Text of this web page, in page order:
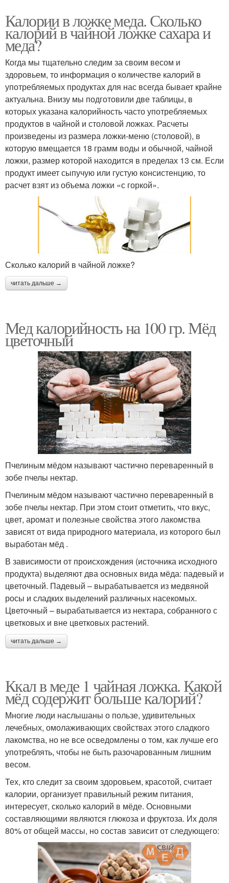
Калории в ложке меда. Сколько
калорий в чайной ложке сахара и
меда?
Когда мы тщательно следим за своим весом и
здоровьем, то информация о количестве калорий в
употребляемых продуктах для нас всегда бывает крайне
актуальна. Внизу мы подготовили две таблицы, в
которых указана калорийность часто употребляемых
продуктов в чайной и столовой ложках. Расчеты
произведены из размера ложки-меню (столовой), в
которую вмещается 18 грамм воды и обычной, чайной
ложки, размер которой находится в пределах 13 см. Если
продукт имеет сыпучую или густую консистенцию, то
расчет взят из объема ложки «с горкой».
Сколько калорий в чайной ложке?
читать дальше →
Мед калорийность на 100 гр. Мёд
цветочный
Пчелиным мёдом называют частично переваренный в
зобе пчелы нектар.
Пчелиным мёдом называют частично переваренный в
зобе пчелы нектар. При этом стоит отметить, что вкус,
цвет, аромат и полезные свойства этого лакомства
зависят от вида природного материала, из которого был
выработан мёд .
В зависимости от происхождения (источника исходного
продукта) выделяют два основных вида мёда: падевый и
цветочный. Падевый – вырабатывается из медвяной
росы и сладких выделений различных насекомых.
Цветочный – вырабатывается из нектара, собранного с
цветковых и вне цветковых растений.
читать дальше →
Ккал в меде 1 чайная ложка. Какой
мёд содержит больше калорий?
Многие люди наслышаны о пользе, удивительных
лечебных, омолаживающих свойствах этого сладкого
лакомства, но не все осведомлены о том, как лучше его
употреблять, чтобы не быть разочарованным лишним
весом.
Тех, кто следит за своим здоровьем, красотой, считает
калории, организует правильный режим питания,
интересует, сколько калорий в мёде. Основными
составляющими являются глюкоза и фруктоза. Их доля
80% от общей массы, но состав зависит от следующего: